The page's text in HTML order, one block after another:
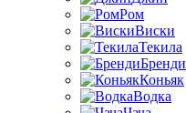
Ром
Виски
Текила
Бренди
Коньяк
Водка